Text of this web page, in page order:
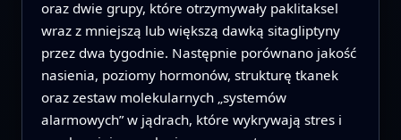
oraz dwie grupy, które otrzymywały paklitaksel
wraz z mniejszą lub większą dawką sitagliptyny
przez dwa tygodnie. Następnie porównano jakość
nasienia, poziomy hormonów, strukturę tkanek
oraz zestaw molekularnych „systemów
alarmowych” w jądrach, które wykrywają stres i